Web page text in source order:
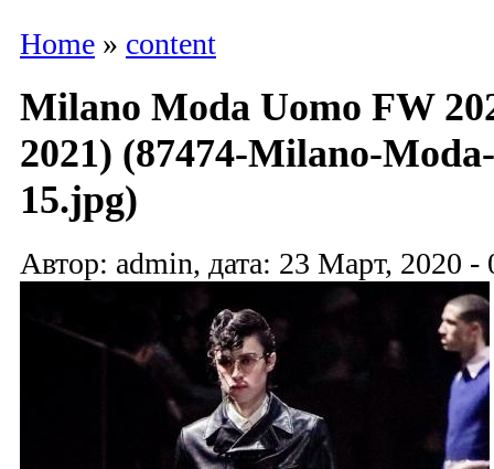
Home » content
Milano Moda Uomo FW
2021) (87474-Milano-
15.jpg)
Автор: admin, дата: 23 Март, 2020 -